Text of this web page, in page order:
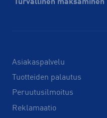
Turvallinen maksaminen
Asiakaspalvelu
Tuotteiden palautus
Peruutusilmoitus
Reklamaatio